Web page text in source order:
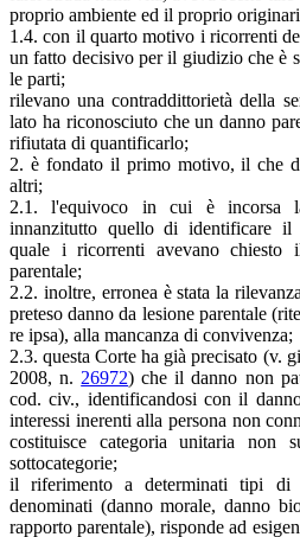
proprio ambiente ed il proprio
1.4. con il quarto motivo i ricorrenti
un fatto decisivo per il giudizio che è
le parti;
rilevano una contraddittorietà della
lato ha riconosciuto che un danno
rifiutata di quantificarlo;
2. è fondato il primo motivo, il che
altri;
2.1. l'equivoco in cui è incorsa
innanzitutto quello di identificare il
quale i ricorrenti avevano
parentale;
2.2. inoltre, erronea è stata la
preteso danno da lesione parentale
re ipsa), alla mancanza di convivenza;
2.3. questa Corte ha già precisato (v.
2008, n. 26972) che il danno non
cod. civ., identificandosi con il
interessi inerenti alla persona non
costituisce categoria unitaria non
sottocategorie;
il riferimento a determinati tipi di
denominati (danno morale, danno
rapporto parentale), risponde ad